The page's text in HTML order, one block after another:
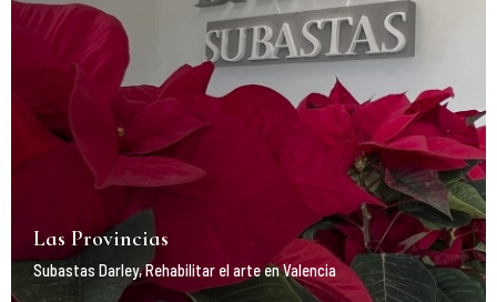
Las Provincias
Subastas Darley, Rehabilitar el arte en Valencia